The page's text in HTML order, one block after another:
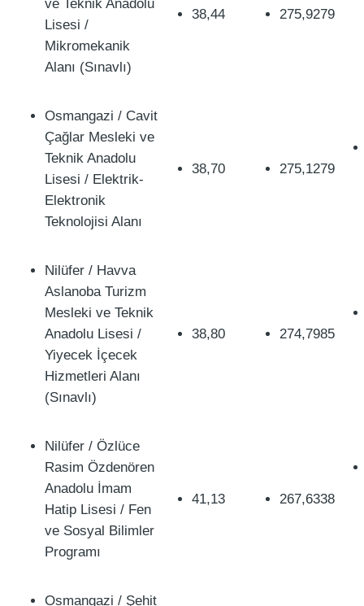
ve Teknik Anadolu
Lisesi /
Mikromekanik
Alanı (Sınavlı)
38,44 275,9279
Osmangazi / Cavit
Çağlar Mesleki ve
Teknik Anadolu
Lisesi / Elektrik-
Elektronik
Teknolojisi Alanı
38,70 275,1279
Nilüfer / Havva
Aslanoba Turizm
Mesleki ve Teknik
Anadolu Lisesi /
Yiyecek İçecek
Hizmetleri Alanı
(Sınavlı)
38,80 274,7985
Nilüfer / Özlüce
Rasim Özdenören
Anadolu İmam
Hatip Lisesi / Fen
ve Sosyal Bilimler
Programı
41,13 267,6338
Osmangazi / Şehit